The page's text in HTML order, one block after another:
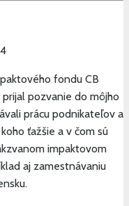
fondu CB
pozvanie do môjho
prácu podnikateľov a
ťažšie a v čom sú
impaktovom
aj zamestnávaniu